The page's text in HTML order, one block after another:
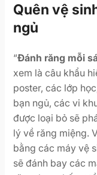
Quên vệ
ngủ
“Đánh răng mỗi
xem là câu khẩu
poster, các lớp
bạn ngủ, các vi
được loại bỏ sẽ
lý về răng miệng.
bằng các máy vệ
sẽ đánh bay các